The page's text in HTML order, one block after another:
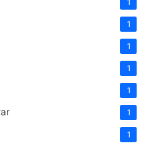
1
1
1
1
1
1
1